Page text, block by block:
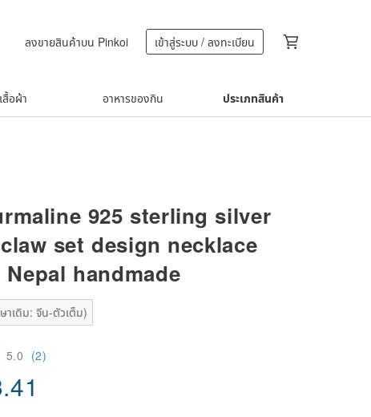
ลงขายสินค้าบน Pinkoi เข้าสู่ระบบ / ลงทะเบียน
เสื้อผ้า อาหารของกิน ประเภทสินค้า
925 sterling silver
set design necklace
handmade
าเดิม: จีน-ตัวเต็ม)
5.0 (2)